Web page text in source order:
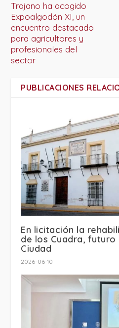
Trajano ha acogido
Expoalgodón XI, un
encuentro destacado
para agricultores y
profesionales del
sector
PUBLICACIONES
En licitación la
de los Cuadra, futuro
Ciudad
2026-06-10